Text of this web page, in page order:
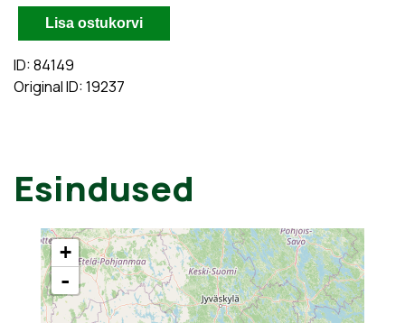
ID: 84149
Original ID: 19237
Esindused
+
-